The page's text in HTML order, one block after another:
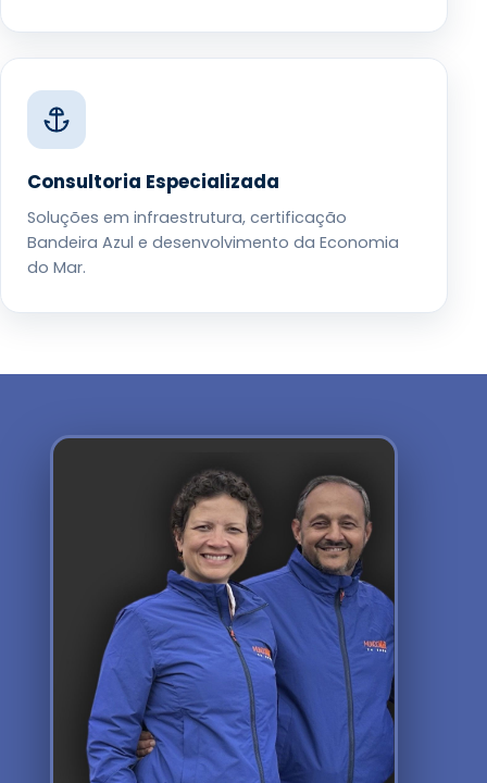
Consultoria Especializada
Soluções em infraestrutura, certificação
Bandeira Azul e desenvolvimento da Economia
do Mar.